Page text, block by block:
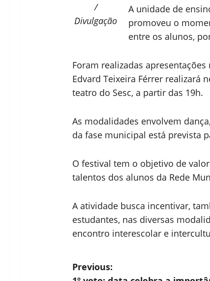
/
Divulgação
A unidade de
promoveu o
entre os alunos,
Foram realizadas
Edvard Teixeira Férrer realizará
teatro do Sesc, a partir das 19h.
As modalidades envolvem
da fase municipal está prevista
O festival tem o objetivo de
talentos dos alunos da Rede
A atividade busca incentivar,
estudantes, nas diversas
encontro interescolar e
P
Previous: